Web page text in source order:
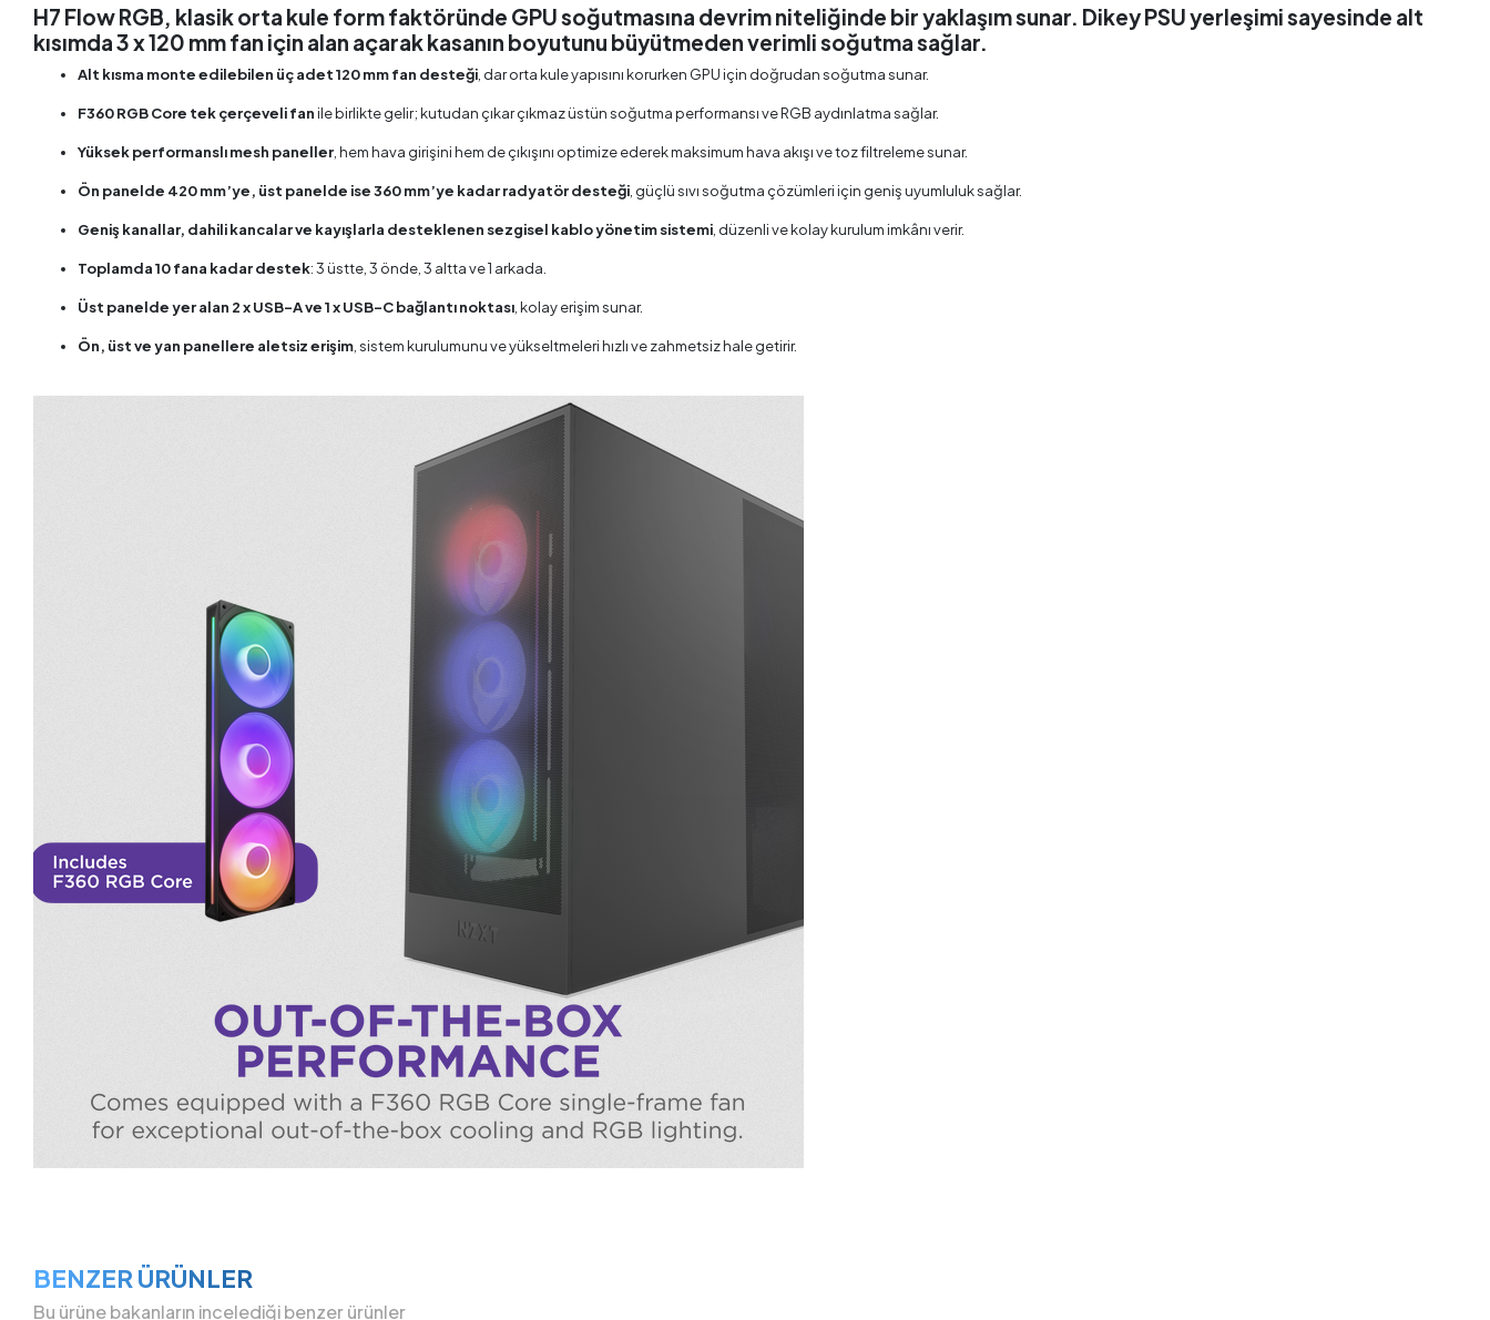
H7 Flow RGB, klasik orta kule form faktöründe GPU soğutmasına devrim niteliğinde bir yaklaşım sunar. Dikey PSU yerleşimi sayesinde alt
kısımda 3 x 120 mm fan için alan açarak kasanın boyutunu büyütmeden verimli soğutma sağlar.
Alt kısma monte edilebilen üç adet 120 mm fan desteği , dar orta kule yapısını korurken GPU için doğrudan soğutma sunar.
F360 RGB Core tek çerçeveli fanile birlikte gelir; kutudan çıkar çıkmaz üstün soğutma performansı ve RGB aydınlatma sağlar.
Yüksek performanslı mesh paneller , hem hava girişini hem de çıkışını optimize ederek maksimum hava akışı ve toz filtreleme sunar.
Ön panelde 420 mm’ye, üst panelde ise 360 mm’ye kadar radyatör desteği , güçlü sıvı soğutma çözümleri için geniş uyumluluk sağlar.
Geniş kanallar, dahili kancalar ve kayışlarla desteklenen sezgisel kablo yönetim sistemi , düzenli ve kolay kurulum imkânı verir.
Toplamda 10 fana kadar destek: 3 üstte, 3 önde, 3 altta ve 1 arkada.
Üst panelde yer alan 2 x USB-A ve 1 x USB-C bağlantı noktası , kolay erişim sunar.
Ön, üst ve yan panellere aletsiz erişim , sistem kurulumunu ve yükseltmeleri hızlı ve zahmetsiz hale getirir.
BENZER ÜRÜNLER
Bu ürüne bakanların incelediği benzer ürünler